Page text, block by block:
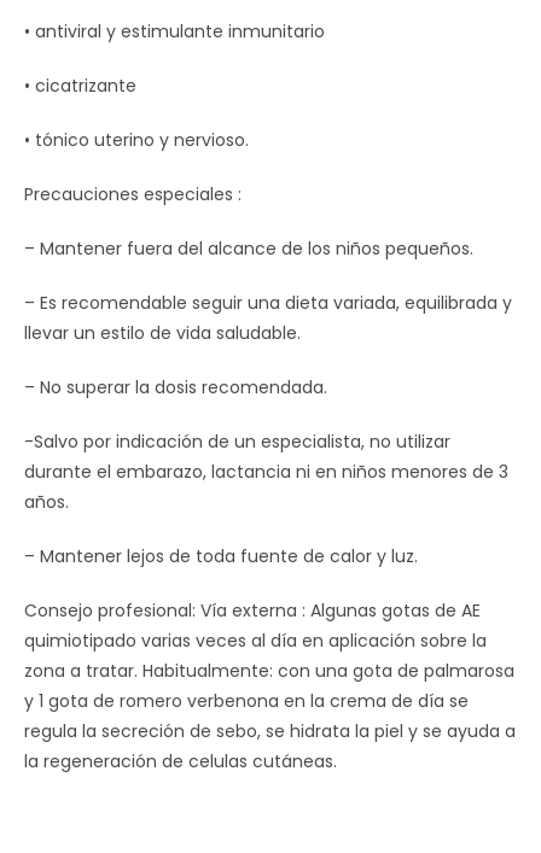
• antiviral y estimulante inmunitario
• cicatrizante
• tónico uterino y nervioso.
Precauciones especiales :
– Mantener fuera del alcance de los niños pequeños.
– Es recomendable seguir una dieta variada, equilibrada y
llevar un estilo de vida saludable.
– No superar la dosis recomendada.
-Salvo por indicación de un especialista, no utilizar
durante el embarazo, lactancia ni en niños menores de 3
años.
– Mantener lejos de toda fuente de calor y luz.
Consejo profesional: Vía externa : Algunas gotas de AE
quimiotipado varias veces al día en aplicación sobre la
zona a tratar. Habitualmente: con una gota de palmarosa
y 1 gota de romero verbenona en la crema de día se
regula la secreción de sebo, se hidrata la piel y se ayuda a
la regeneración de celulas cutáneas.